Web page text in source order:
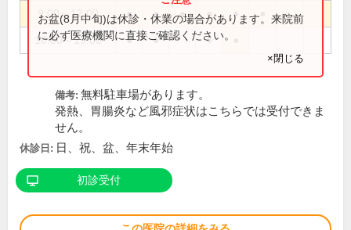
9:00～12:00 ● ● ● ● ●
16:00～19:00 ● ● ●
お盆(8月中旬)は休診・休業の場合があります。来院前
に必ず医療機関に直接ご確認ください。
×閉じる
備考: 無料駐車場があります。
発熱、胃腸炎など風邪症状はこちらでは受付できま
せん。
休診日: 日、祝、盆、年末年始
初診受付